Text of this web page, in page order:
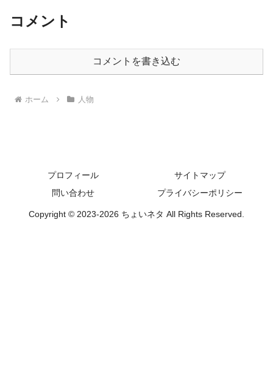
コメント
コメントを書き込む
ホーム 人物
プロフィール
サイトマップ
問い合わせ
プライバシーポリシー
Copyright © 2023-2026 ちょいネタ All Rights Reserved.